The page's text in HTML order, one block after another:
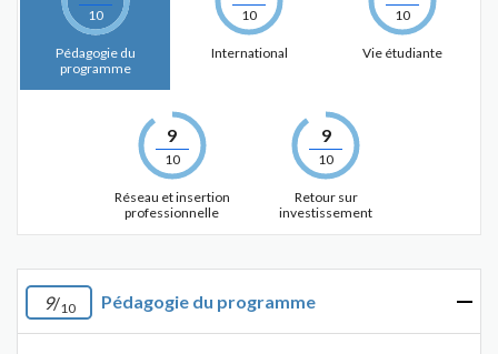
10
Pédagogie du
programme
10
International
10
Vie étudiante
9
10
Réseau et insertion
professionnelle
9
10
Retour sur
investissement
9/10 Pédagogie du programme